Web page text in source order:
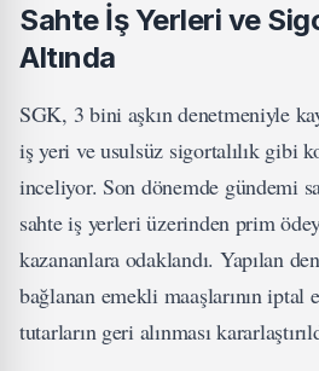
Sahte İş Yerleri ve
Altında
SGK, 3 bini aşkın denetmeniyle
iş yeri ve usulsüz sigortalılık gibi
inceliyor. Son dönemde gündemi
sahte iş yerleri üzerinden prim
kazananlara odaklandı. Yapılan
bağlanan emekli maaşlarının iptal
tutarların geri alınması